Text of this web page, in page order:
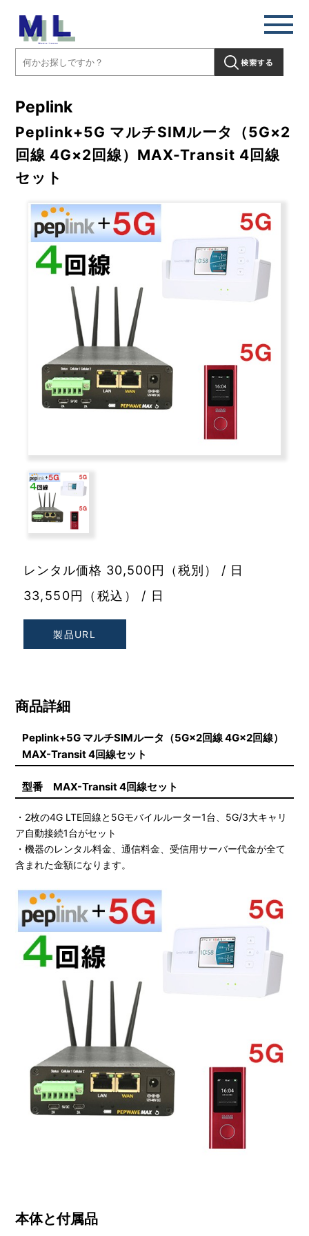
Peplink
Peplink+5G マルチSIMルータ（5G×2
回線 4G×2回線）MAX-Transit 4回線
セット
レンタル価格 30,500円（税別） / 日
33,550円（税込） / 日
製品URL
商品詳細
Peplink+5G マルチSIMルータ（5G×2回線 4G×2回線）
MAX-Transit 4回線セット
型番 MAX-Transit 4回線セット
・2枚の4G LTE回線と5Gモバイルルーター1台、5G/3大キャリ
ア自動接続1台がセット
・機器のレンタル料金、通信料金、受信用サーバー代金が全て
含まれた金額になります。
本体と付属品